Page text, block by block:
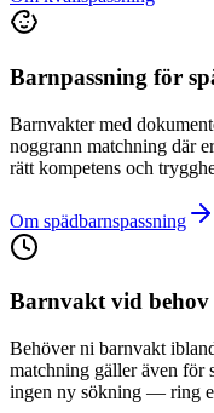
Barnpassning för
Barnvakter med
noggrann matchning där
rätt kompetens och
Om spädbarnspassning
Barnvakt vid behov
Behöver ni barnvakt
matchning gäller även för
ingen ny sökning — ring